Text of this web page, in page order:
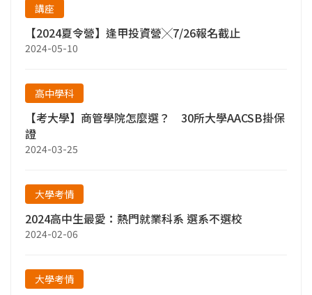
講座
【2024夏令營】逢甲投資營╳7/26報名截止
2024-05-10
高中學科
【考大學】商管學院怎麼選？ 30所大學AACSB掛保
證
2024-03-25
大學考情
2024高中生最愛：熱門就業科系 選系不選校
2024-02-06
大學考情